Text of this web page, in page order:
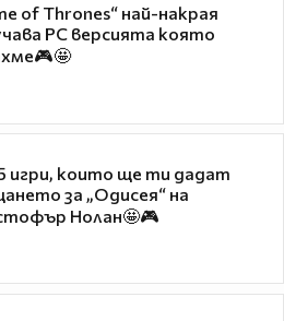
of Thrones“ най-накрая
PC версията която
игри, които ще ти дадат
за „Одисея“ на
Нолан🤩🎮